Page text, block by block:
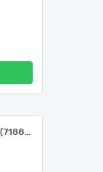
БФП Canon i-Sensys MF463dw II з Wi-Fi (7188C008)